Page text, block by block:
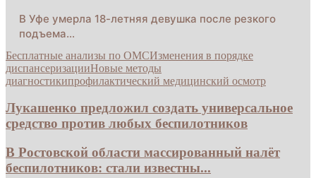
В Уфе умерла 18-летняя девушка после резкого
подъема…
Бесплатные анализы по ОМСИзменения в порядке
диспансеризацииНовые методы
диагностикипрофилактический медицинский осмотр
Лукашенко предложил создать универсальное
средство против любых беспилотников
В Ростовской области массированный налёт
беспилотников: стали известны...